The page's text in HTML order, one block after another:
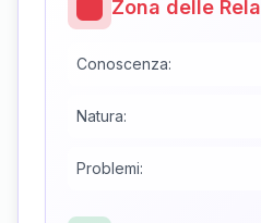
Zona delle
Conoscenza:
Natura:
Problemi: